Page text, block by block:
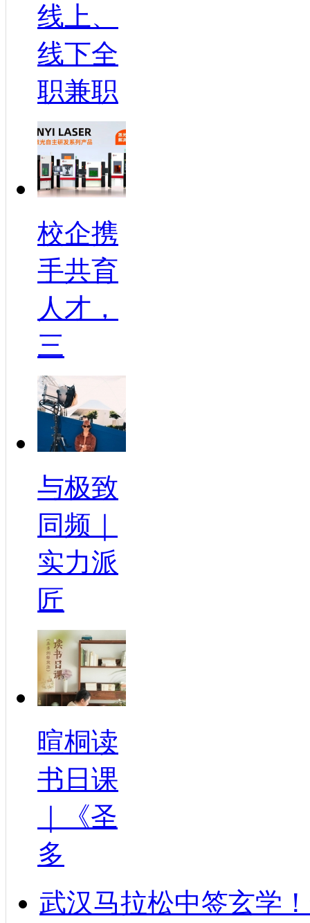
线上、
线下全
职兼职
校企携
手共育
人才，
三
与极致
同频｜
实力派
匠
暄桐读
书日课
｜《圣
多
武汉马拉松中签玄学